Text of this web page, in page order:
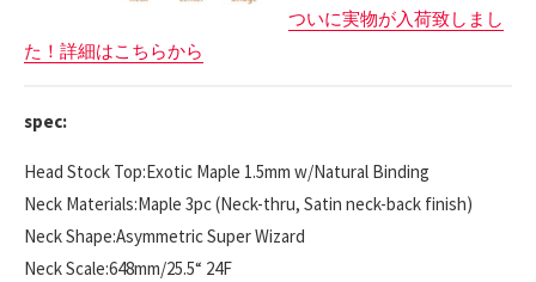
ついに実物が入荷致しまし
た！詳細はこちらから
spec:
Head Stock Top:Exotic Maple 1.5mm w/Natural Binding
Neck Materials:Maple 3pc (Neck-thru, Satin neck-back finish)
Neck Shape:Asymmetric Super Wizard
Neck Scale:648mm/25.5“ 24F